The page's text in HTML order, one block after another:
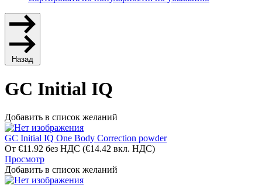
Назад
GC Initial IQ
Добавить в список желаний
GC Initial IQ One Body Correction powder
От €11.92 без НДС (€14.42 вкл. НДС)
Просмотр
Добавить в список желаний